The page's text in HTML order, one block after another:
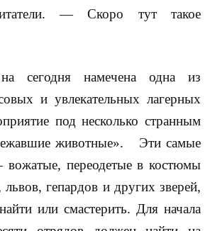
— Скоро тут такое
на сегодня намечена одна из
и увлекательных лагерных
под несколько странным
животные».
Эти самые
переодетые в костюмы
львов, гепардов и других зверей,
или смастерить. Для начала